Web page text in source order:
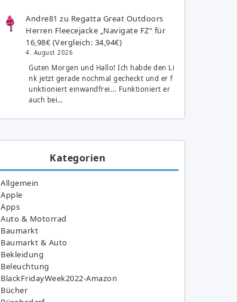
Andre81 zu Regatta Great Outdoors
Herren Fleecejacke „Navigate FZ“ für
16,98€ (Vergleich: 34,94€)
4. August 2026
Guten Morgen und Hallo! Ich habde den Li
nk jetzt gerade nochmal gecheckt und er f
unktioniert einwandfrei... Funktioniert er
auch bei…
Kategorien
Allgemein
Apple
Apps
Auto & Motorrad
Baumarkt
Baumarkt & Auto
Bekleidung
Beleuchtung
BlackFridayWeek2022-Amazon
Bücher